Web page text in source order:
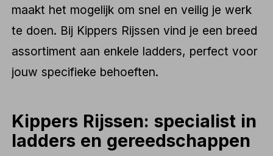
maakt het mogelijk om snel en veilig je werk
te doen. Bij Kippers Rijssen vind je een breed
assortiment aan enkele ladders, perfect voor
jouw specifieke behoeften.
Kippers Rijssen: specialist in
ladders en gereedschappen